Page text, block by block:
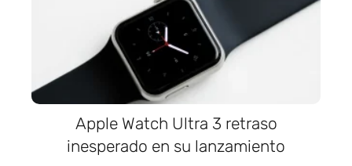
Apple Watch Ultra 3 retraso
inesperado en su lanzamiento